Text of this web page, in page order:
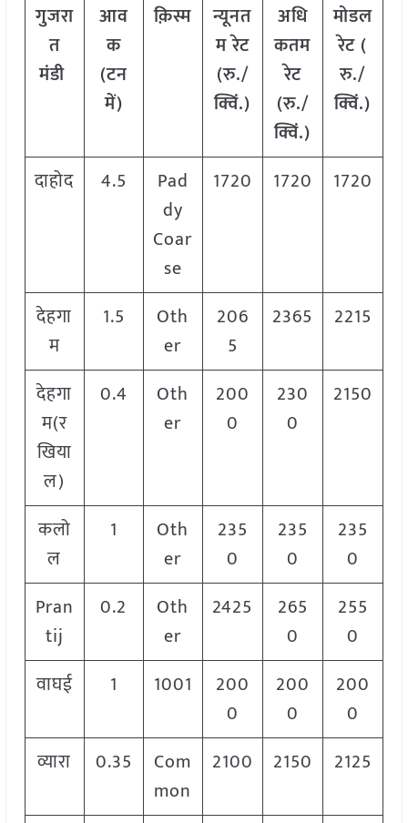
गुजरा
त
मंडी
आव
क
(टन
में)
क़िस्म
न्यूनत
म रेट
(रु./
क्विं.)
अधि
कतम
रेट
(रु./
क्विं.)
मोडल
रेट (
रु./
क्विं.)
दाहोद 4.5
Pad
dy
Coar
se
1720 1720 1720
देहगा
म
1.5
Oth
er
206
5
2365 2215
देहगा
म(र
खिया
ल)
0.4
Oth
er
200
0
230
0
2150
कलो
ल
1
Oth
er
235
0
235
0
235
0
Pran
tij
0.2
Oth
er
2425
265
0
255
0
वाघई
1 1001
200
0
200
0
200
0
व्यारा
0.35
Com
mon
2100 2150 2125